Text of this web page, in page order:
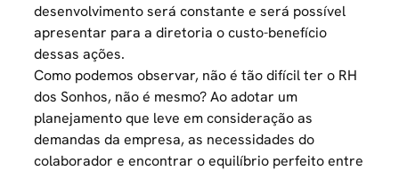
desenvolvimento será constante e será possível
apresentar para a diretoria o custo-benefício
dessas ações.
Como podemos observar, não é tão difícil ter o RH
dos Sonhos, não é mesmo? Ao adotar um
planejamento que leve em consideração as
demandas da empresa, as necessidades do
colaborador e encontrar o equilíbrio perfeito entre